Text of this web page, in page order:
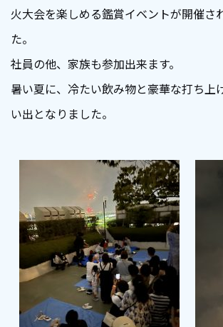
火大会を楽しめる鑑賞イベントが開催さ
た。
社員の他、家族も参加出来ます。
暑い夏に、冷たい飲み物と豪華な打ち上
い出となりました。